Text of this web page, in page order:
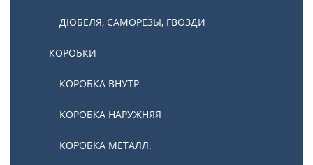
ДЮБЕЛЯ, САМОРЕЗЫ, ГВОЗДИ
КОРОБКИ
КОРОБКА ВНУТР
КОРОБКА НАРУЖНЯЯ
КОРОБКА МЕТАЛЛ.